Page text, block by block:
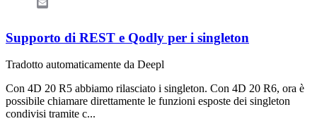
Supporto di REST e Qodly per i singleton
Tradotto automaticamente da Deepl
Con 4D 20 R5 abbiamo rilasciato i singleton. Con 4D 20 R6, ora è
possibile chiamare direttamente le funzioni esposte dei singleton
condivisi tramite c...